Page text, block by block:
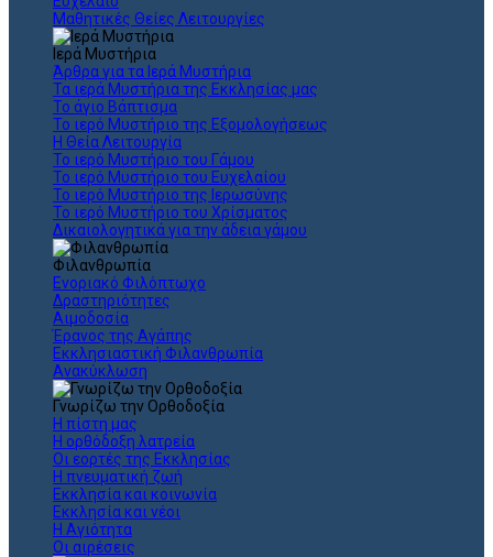
Μαθητικές Θείες Λειτουργίες
Ιερά Μυστήρια
Άρθρα για τα Ιερά Μυστήρια
Τα ιερά Μυστήρια της Εκκλησίας μας
Το άγιο Βάπτισμα
Το ιερό Μυστήριο της Εξομολογήσεως
Η Θεία Λειτουργία
Το ιερό Μυστήριο του Γάμου
Το ιερό Μυστήριο του Ευχελαίου
Το ιερό Μυστήριο της Ιερωσύνης
Το ιερό Μυστήριο του Χρίσματος
Δικαιολογητικά για την άδεια γάμου
Φιλανθρωπία
Ενοριακό Φιλόπτωχο
Δραστηριότητες
Αιμοδοσία
Έρανος της Αγάπης
Εκκλησιαστική Φιλανθρωπία
Ανακύκλωση
Γνωρίζω την Ορθοδοξία
Η πίστη μας
Η ορθόδοξη λατρεία
Οι εορτές της Εκκλησίας
Η πνευματική ζωή
Εκκλησία και κοινωνία
Εκκλησία και νέοι
Η Αγιότητα
Οι αιρέσεις